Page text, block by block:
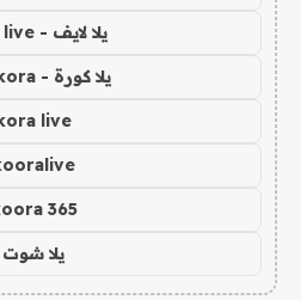
يلا لايف - yalla live
يلا كورة - yallakora
live
365
يلا شوت